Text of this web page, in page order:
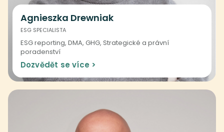
Agnieszka Drewniak
ESG SPECIALISTA
ESG reporting, DMA, GHG, Strategické a právní
poradenství
Dozvědět se více >